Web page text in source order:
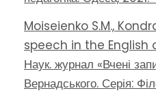
Moiseienko S.M.,
speech in the
Наук. журнал «Вчені
Вернадського. Серія: